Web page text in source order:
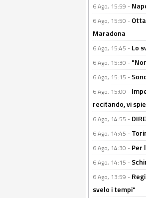
6 Ago, 15:59 -
6 Ago, 15:50 -
Maradona
6 Ago, 15:45 - Lo
6 Ago, 15:30 -
6 Ago, 15:15 -
6 Ago, 15:00 -
recitando, vi
6 Ago, 14:55 -
6 Ago, 14:45 -
6 Ago, 14:30 - Per
6 Ago, 14:15 -
6 Ago, 13:59 -
svelo i tempi"